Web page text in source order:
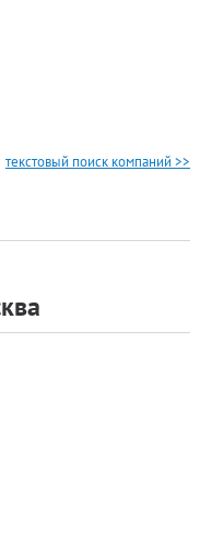
текстовый поиск компаний >>